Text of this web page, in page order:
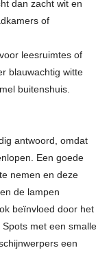
dan zacht wit en
of
leesruimtes of
blauwachtig witte
buitenshuis.
antwoord, omdat
Een goede
nemen en deze
de lampen
beïnvloed door het
met een smalle
een